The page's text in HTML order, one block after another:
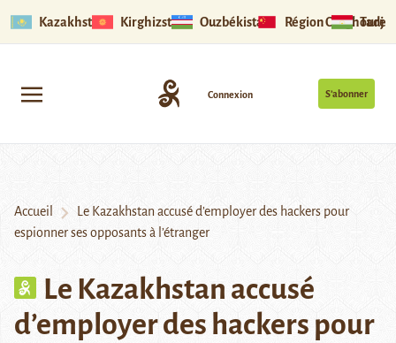
Kazakhstan Kirghizstan Ouzbékistan Région Ouïghoure
S’abonner
Connexion
Accueil
Le Kazakhstan accusé d’employer des hackers pour
espionner ses opposants à l’étranger
Le Kazakhstan accusé
d’employer des hackers pour